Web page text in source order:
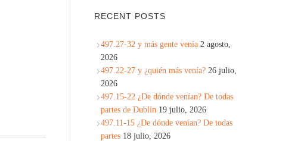
RECENT POSTS
497.27-32 y más gente venía 2 agosto,
2026
497.22-27 y ¿quién más venía? 26 julio,
2026
497.15-22 ¿De dónde venían? De todas
partes de Dublín 19 julio, 2026
497.11-15 ¿De dónde venían? De todas
partes 18 julio, 2026